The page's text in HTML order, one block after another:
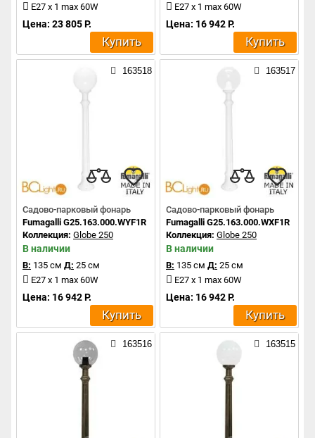
E27 x 1 max 60W
Цена: 23 805 Р.
Купить
E27 x 1 max 60W
Цена: 16 942 Р.
Купить
163518
Садово-парковый фонарь
Fumagalli G25.163.000.WYF1R
Коллекция: Globe 250
В наличии
В: 135 см Д: 25 см
E27 x 1 max 60W
Цена: 16 942 Р.
Купить
163517
Садово-парковый фонарь
Fumagalli G25.163.000.WXF1R
Коллекция: Globe 250
В наличии
В: 135 см Д: 25 см
E27 x 1 max 60W
Цена: 16 942 Р.
Купить
163516 163515